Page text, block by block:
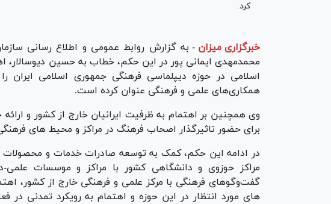
کرد.
خبرگزاری میزان - به گزارش روابط عمومی و اطلاع رسانی
محمدمهدی ایمانی پور در این حکم، خطاب به حسین دیوسالار،
اسلامی در حوزه دیپلماسی فرهنگی جمهوری اسلامی ایران
همکاری‌های علمی و فرهنگی عنوان کرده است.
وی همچنین بر اهتمام به ظرفیت ایرانیان خارج از کشور و
برای حضور تاثیرگذار اصحاب فرهنگ در مراکز و محیط های
در ادامه این حکم، کمک به توسعه صادرات خدمات و
مراکز حوزوی و دانشگاهی کشور با مراکز و موسسات
گفت‌وگوهای فرهنگی با مرکز علمی و فرهنگی خارج از کشور،
های مورد انتظار در این حوزه و اهتمام به رویکرد تمدنی در